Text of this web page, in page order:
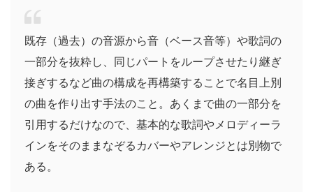
既存（過去）の音源から音（ベース音等）や歌詞の
一部分を抜粋し、同じパートをループさせたり継ぎ
接ぎするなど曲の構成を再構築することで名目上別
の曲を作り出す手法のこと。あくまで曲の一部分を
引用するだけなので、基本的な歌詞やメロディーラ
インをそのままなぞるカバーやアレンジとは別物で
ある。